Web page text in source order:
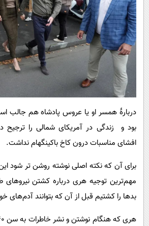
دربارۀ همسر او یا عروس پادشاه هم جالب
بود و زندگی در آمریکای شمالی را ترجیح
افشای مناسبات درون کاخ باکینگهام نداشت.
برای آن که نکته اصلی نوشته روشن تر شود
مهم‌ترین توجیه هری درباره کشتن نیروهای
بدها را کشتیم قبل از آن که بتوانند آدم‌های